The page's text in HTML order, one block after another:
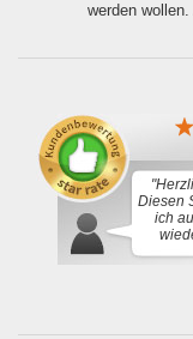
werden
Diesen
ich